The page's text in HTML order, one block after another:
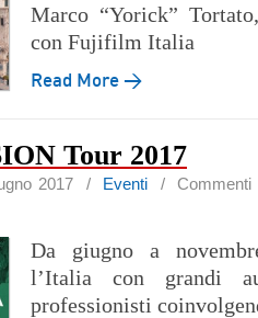
Marco “Yorick”
con Fujifilm Italia
Read More →
Tour 2017
2017 / Eventi / Commenti
Da giugno a
l’Italia con grandi
professionisti